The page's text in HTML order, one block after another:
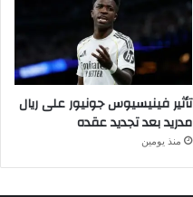
تأثير فينيسيوس جونيور على ريال
مدريد بعد تجديد عقده
منذ يومين